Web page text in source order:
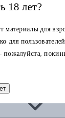
Броня и блеск.
Добавить в избранное
18 лет?
материалы для
для